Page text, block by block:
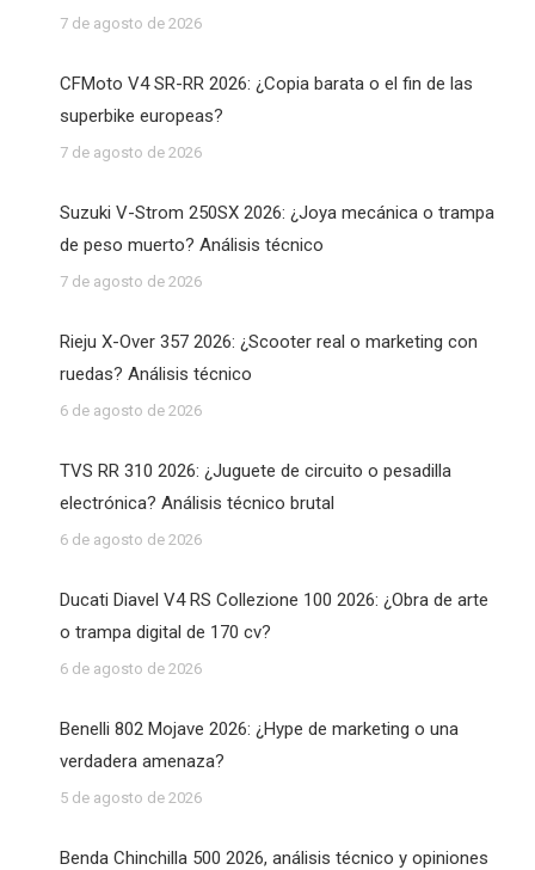
7 de agosto de 2026
CFMoto V4 SR-RR 2026: ¿Copia barata o el fin de las
superbike europeas?
7 de agosto de 2026
Suzuki V-Strom 250SX 2026: ¿Joya mecánica o trampa
de peso muerto? Análisis técnico
7 de agosto de 2026
Rieju X-Over 357 2026: ¿Scooter real o marketing con
ruedas? Análisis técnico
6 de agosto de 2026
TVS RR 310 2026: ¿Juguete de circuito o pesadilla
electrónica? Análisis técnico brutal
6 de agosto de 2026
Ducati Diavel V4 RS Collezione 100 2026: ¿Obra de arte
o trampa digital de 170 cv?
6 de agosto de 2026
Benelli 802 Mojave 2026: ¿Hype de marketing o una
verdadera amenaza?
5 de agosto de 2026
Benda Chinchilla 500 2026, análisis técnico y opiniones